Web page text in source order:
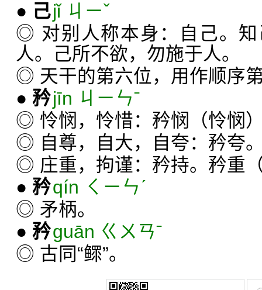
● 己jǐ ㄐㄧˇ
◎ 对别人称本身：自己。
人。己所不欲，勿施于人。
◎ 天干的第六位，用作顺序
● 矜jīn ㄐㄧㄣˉ
◎ 怜悯，怜惜：矜悯（怜悯
◎ 自尊，自大，自夸：矜夸
◎ 庄重，拘谨：矜持。矜重
● 矜qín ㄑㄧㄣˊ
◎ 矛柄。
● 矜guān ㄍㄨㄢˉ
◎ 古同“鳏”。